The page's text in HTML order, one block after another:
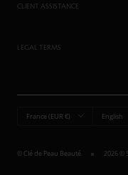
CLIENT ASSISTANCE
LEGAL TERMS
Country/region
France (EUR €) Language
English
© Clé de Peau Beauté 2026 ©